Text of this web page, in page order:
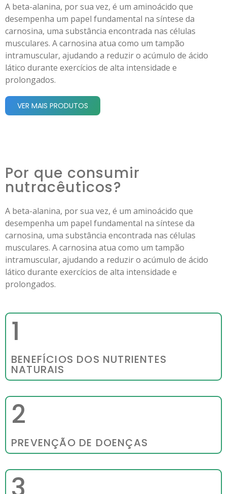
A beta-alanina, por sua vez, é um aminoácido que
desempenha um papel fundamental na síntese da
carnosina, uma substância encontrada nas células
musculares. A carnosina atua como um tampão
intramuscular, ajudando a reduzir o acúmulo de ácido
lático durante exercícios de alta intensidade e
prolongados.
VER MAIS PRODUTOS
Por que consumir
nutracêuticos?
A beta-alanina, por sua vez, é um aminoácido que
desempenha um papel fundamental na síntese da
carnosina, uma substância encontrada nas células
musculares. A carnosina atua como um tampão
intramuscular, ajudando a reduzir o acúmulo de ácido
lático durante exercícios de alta intensidade e
prolongados.
1
BENEFÍCIOS DOS NUTRIENTES
NATURAIS
2
PREVENÇÃO DE DOENÇAS